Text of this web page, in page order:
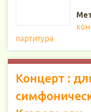
партитура
Концерт :